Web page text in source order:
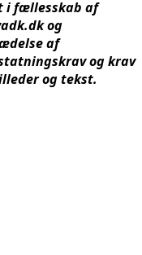
i fællesskab af
og
af
og krav
og tekst.